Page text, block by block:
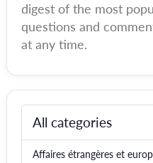
digest of the most
questions and
at any time.
All categories
Affaires étrangères et